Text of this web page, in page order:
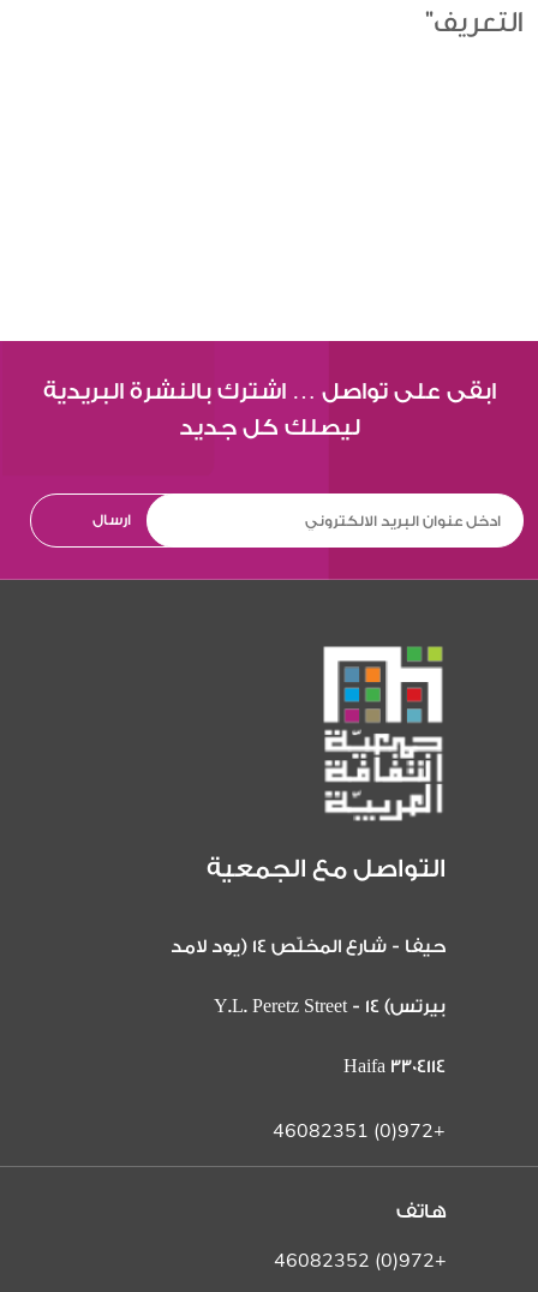
التعريف"
ابقى على تواصل … اشترك بالنشرة البريدية
ليصلك كل جديد
التواصل مع الجمعية
حيفا - شارع المخلّص 14 (يود لامد
بيرتس) 14 Y.L. Peretz Street -
Haifa 3304114
+972(0) 46082351
هاتف
+972(0) 46082352